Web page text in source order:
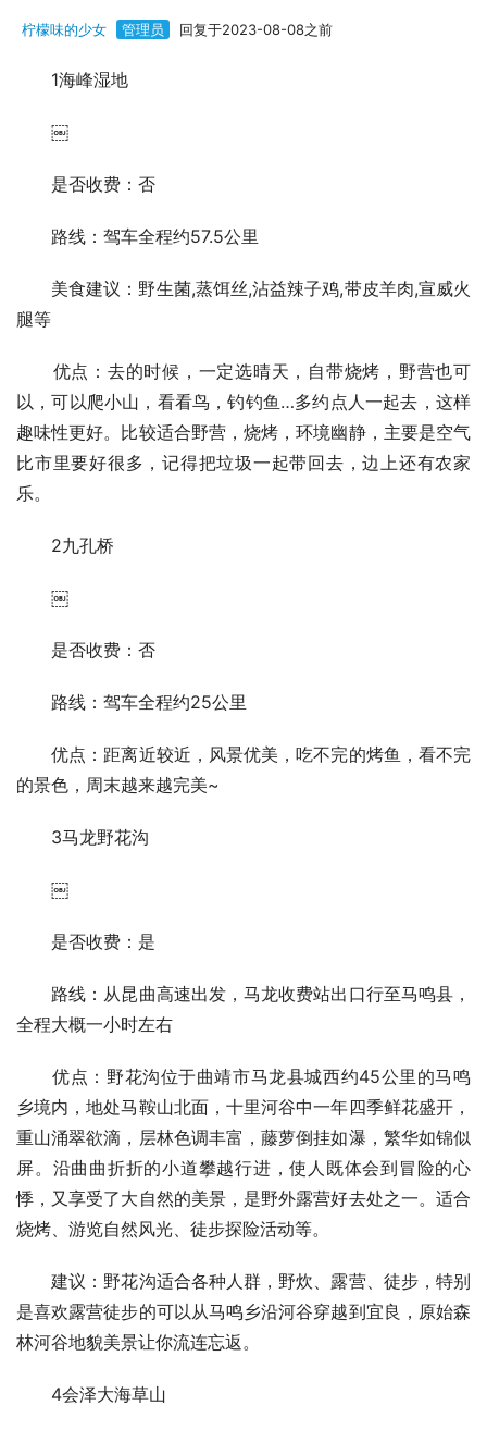
柠檬味的少女 管理员 回复于2023-08-08之前
1海峰湿地
￼
是否收费：否
路线：驾车全程约57.5公里
美食建议：野生菌,蒸饵丝,沾益辣子鸡,带皮羊肉,宣威火
腿等
优点：去的时候，一定选晴天，自带烧烤，野营也可
以，可以爬小山，看看鸟，钓钓鱼…多约点人一起去，这样
趣味性更好。比较适合野营，烧烤，环境幽静，主要是空气
比市里要好很多，记得把垃圾一起带回去，边上还有农家
乐。
2九孔桥
￼
是否收费：否
路线：驾车全程约25公里
优点：距离近较近，风景优美，吃不完的烤鱼，看不完
的景色，周末越来越完美~
3马龙野花沟
￼
是否收费：是
路线：从昆曲高速出发，马龙收费站出口行至马鸣县，
全程大概一小时左右
优点：野花沟位于曲靖市马龙县城西约45公里的马鸣
乡境内，地处马鞍山北面，十里河谷中一年四季鲜花盛开，
重山涌翠欲滴，层林色调丰富，藤萝倒挂如瀑，繁华如锦似
屏。沿曲曲折折的小道攀越行进，使人既体会到冒险的心
悸，又享受了大自然的美景，是野外露营好去处之一。适合
烧烤、游览自然风光、徒步探险活动等。
建议：野花沟适合各种人群，野炊、露营、徒步，特别
是喜欢露营徒步的可以从马鸣乡沿河谷穿越到宜良，原始森
林河谷地貌美景让你流连忘返。
4会泽大海草山